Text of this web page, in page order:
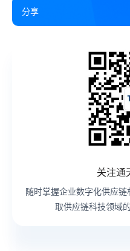
分享
关注通
随时掌握企业数字化供应
取供应链科技领域